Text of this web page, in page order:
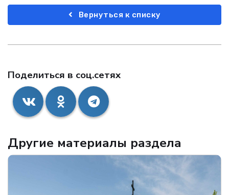
Вернуться к списку
Поделиться в соц.сетях
Другие материалы раздела